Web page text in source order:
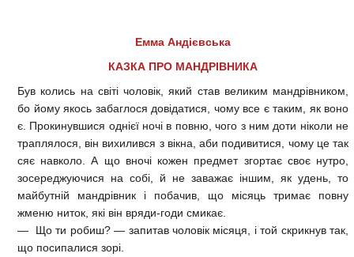
Емма Андієвська
КАЗКА ПРО МАНДРІВНИКА
Був колись на світі чоловік, який став великим мандрівником,
бо йому якось забаглося довідатися, чому все є таким, як воно
є. Прокинувшися однієї ночі в повню, чого з ним доти ніколи не
траплялося, він вихилився з вікна, аби подивитися, чому це так
сяє навколо. А що вночі кожен предмет згортає своє нутро,
зосереджуючися на собі, й не заважає іншим, як удень, то
майбутній мандрівник і побачив, що місяць тримає повну
жменю ниток, які він вряди-годи смикає.
— Що ти робиш? — запитав чоловік місяця, і той скрикнув так,
що посипалися зорі.